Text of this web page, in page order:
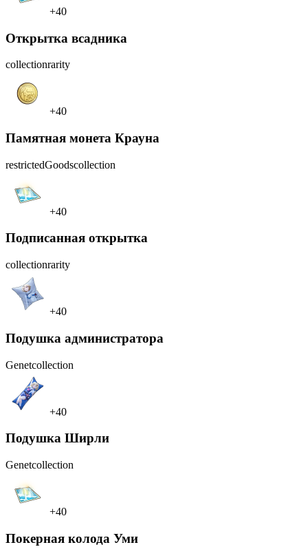
+40
Открытка всадника
collectionrarity
+40
Памятная монета Крауна
restrictedGoodscollection
+40
Подписанная открытка
collectionrarity
+40
Подушка администратора
Genetcollection
+40
Подушка Ширли
Genetcollection
+40
Покерная колода Уми